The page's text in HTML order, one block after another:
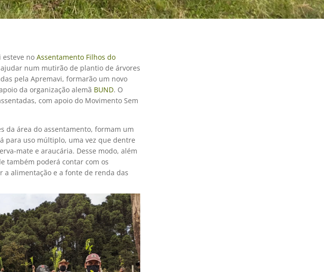
esteve no Assentamento Filhos do
ajudar num mutirão de plantio de árvores
pela Apremavi, formarão um novo
da organização alemã BUND. O
com apoio do Movimento Sem
da área do assentamento, formam um
para uso múltiplo, uma vez que dentre
mate e araucária. Desse modo, além
também poderá contar com os
alimentação e a fonte de renda das